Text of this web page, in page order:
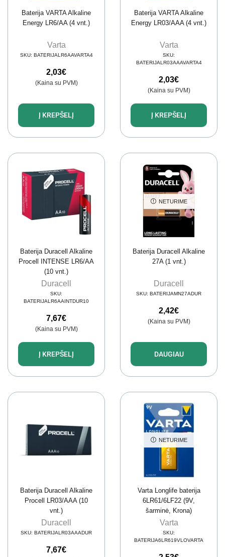
Baterija VARTA Alkaline
Energy LR6/AA (4 vnt.)
Varta
SKU: BATERIJALR6AAVARTA4
2,03€
(Kaina su PVM)
Į KREPŠELĮ
Baterija VARTA Alkaline
Energy LR03/AAA (4 vnt.)
Varta
SKU:
BATERIJALR03AAAVARTA4
2,03€
(Kaina su PVM)
Į KREPŠELĮ
Baterija Duracell Alkaline
Procell INTENSE LR6/AA
(10 vnt.)
Duracell
SKU:
BATERIJALR6AAINTDUR10
7,67€
(Kaina su PVM)
Į KREPŠELĮ
NETURIME
Baterija Duracell Alkaline
27A (1 vnt.)
Duracell
SKU: BATERIJAMN27ADUR
2,42€
(Kaina su PVM)
DAUGIAU
Baterija Duracell Alkaline
Procell LR03/AAA (10
vnt.)
Duracell
SKU: BATERIJALR03AAADUR
7,67€
NETURIME
Varta Longlife baterija
6LR61/6LF22 (9V,
šarminė, Krona)
Varta
SKU:
BATERIJA6LR619VLOVARTA